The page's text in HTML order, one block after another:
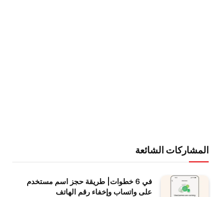
المشاركات الشائعة
في 6 خطوات| طريقة حجز اسم مستخدم
على واتساب وإخفاء رقم الهاتف